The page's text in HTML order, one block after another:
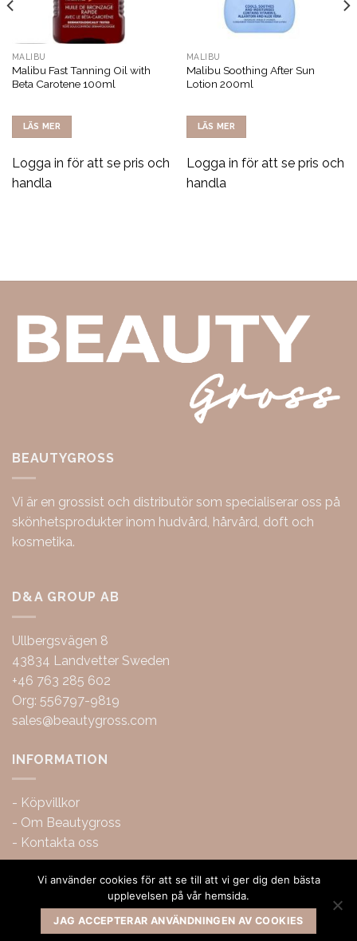
MALIBU
Malibu Fast Tanning Oil with
Beta Carotene 100ml
LÄS MER
Logga in för att se pris och
handla
MALIBU
Malibu Soothing After Sun
Lotion 200ml
LÄS MER
Logga in för att se pris och
handla
BEAUTYGROSS
Vi är en grossist och distributör som specialiserar oss på
skönhetsprodukter inom hudvård, hårvård, doft och
kosmetika.
D&A GROUP AB
Ullbergsvägen 8
43834 Landvetter Sweden
+46 763 285 602
Org: 556797-9819
sales@beautygross.com
INFORMATION
- Köpvillkor
- Om Beautygross
- Kontakta oss
Copyright 2026 ©BeautyGross
Vi använder cookies för att se till att vi ger dig den bästa
upplevelsen på vår hemsida.
JAG ACCEPTERAR ANVÄNDNINGEN AV COOKIES